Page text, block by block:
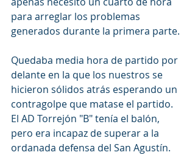
para arreglar los problemas
generados durante la primera parte.
Quedaba media hora de partido por
delante en la que los nuestros se
hicieron sólidos atrás esperando un
contragolpe que matase el partido.
El AD Torrejón "B" tenía el balón,
pero era incapaz de superar a la
ordanada defensa del San Agustín.